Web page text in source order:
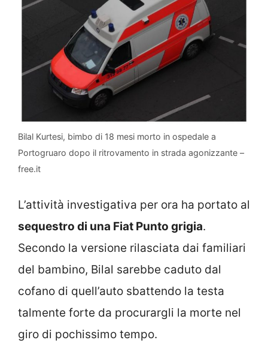
Bilal Kurtesi, bimbo di 18 mesi morto in ospedale a
Portogruaro dopo il ritrovamento in strada agonizzante –
free.it
L’attività investigativa per ora ha portato al
sequestro di una Fiat Punto grigia.
Secondo la versione rilasciata dai familiari
del bambino, Bilal sarebbe caduto dal
cofano di quell’auto sbattendo la testa
talmente forte da procurargli la morte nel
giro di pochissimo tempo.